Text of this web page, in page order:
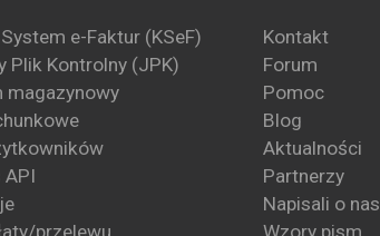
e-Faktur (KSeF)
Plik Kontrolny (JPK)
magazynowy
przelewu
Kontakt
Forum
Pomoc
Blog
Aktualności
Partnerzy
Napisali o nas
Wzory pism